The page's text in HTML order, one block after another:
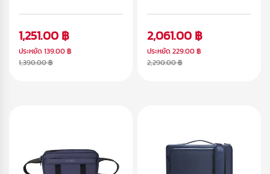
1,251.00 ฿
ประหยัด 139.00 ฿
1,390.00 ฿
2,061.00 ฿
ประหยัด 229.00 ฿
2,290.00 ฿